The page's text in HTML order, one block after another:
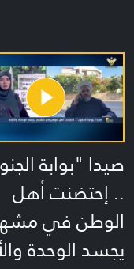
صيدا "بوابة
.. إحتضنت أهل
الوطن في
يجسد الوحدة